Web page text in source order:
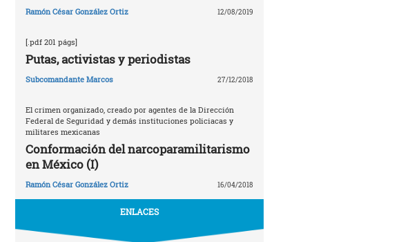
Ramón César González Ortiz 12/08/2019
[.pdf 201 págs]
Putas, activistas y periodistas
Subcomandante Marcos 27/12/2018
El crimen organizado, creado por agentes de la Dirección
Federal de Seguridad y demás instituciones policiacas y
militares mexicanas
Conformación del narcoparamilitarismo
en México (I)
Ramón César González Ortiz 16/04/2018
ENLACES